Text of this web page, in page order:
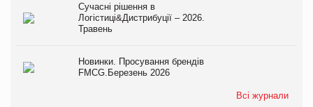
Сучасні рішення в
Логістиці&Дистрибуції – 2026.
Травень
Новинки. Просування брендів
FMCG.Березень 2026
Всі журнали